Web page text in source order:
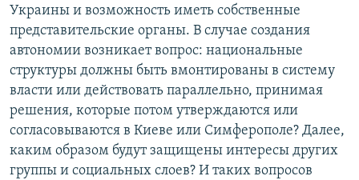
Украины и возможность иметь собственные
представительские органы. В случае создания
автономии возникает вопрос: национальные
структуры должны быть вмонтированы в систему
власти или действовать параллельно, принимая
решения, которые потом утверждаются или
согласовываются в Киеве или Симферополе? Далее,
каким образом будут защищены интересы других
группы и социальных слоев? И таких вопросов